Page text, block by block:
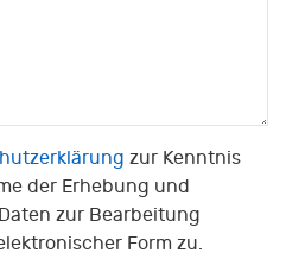
zur Kenntnis
der Erhebung und
zur Bearbeitung
Form zu.